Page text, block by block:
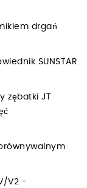
drgań
SUNSTAR
zębatki JT
V2 -